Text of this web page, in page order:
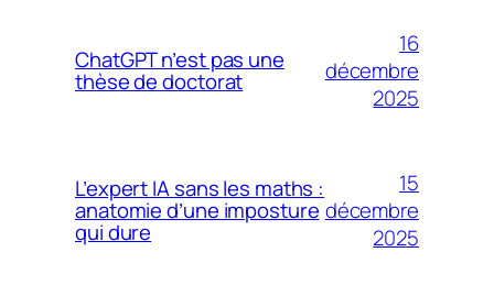
ChatGPT n’est pas une
thèse de doctorat
16
décembre
2025
L’expert IA sans les maths :
anatomie d’une imposture
qui dure
15
décembre
2025